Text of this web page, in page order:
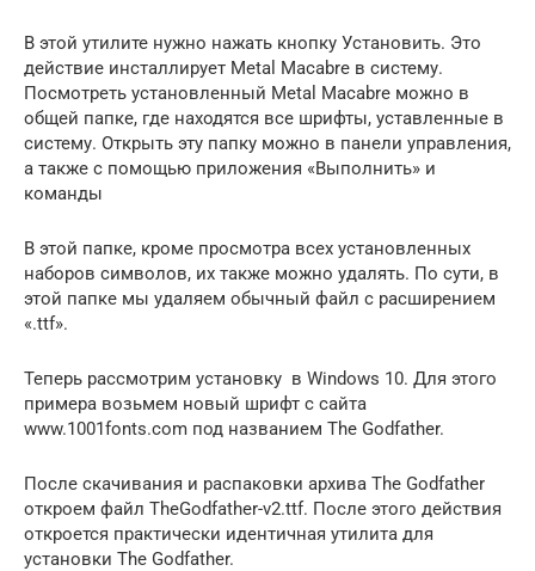
В этой утилите нужно нажать кнопку Установить. Это
действие инсталлирует Metal Macabre в систему.
Посмотреть установленный Metal Macabre можно в
общей папке, где находятся все шрифты, уставленные в
систему. Открыть эту папку можно в панели управления,
а также с помощью приложения «Выполнить» и
команды
В этой папке, кроме просмотра всех установленных
наборов символов, их также можно удалять. По сути, в
этой папке мы удаляем обычный файл с расширением
«.ttf».
Теперь рассмотрим установку в Windows 10. Для этого
примера возьмем новый шрифт с сайта
www.1001fonts.com под названием The Godfather.
После скачивания и распаковки архива The Godfather
откроем файл TheGodfather-v2.ttf. После этого действия
откроется практически идентичная утилита для
установки The Godfather.